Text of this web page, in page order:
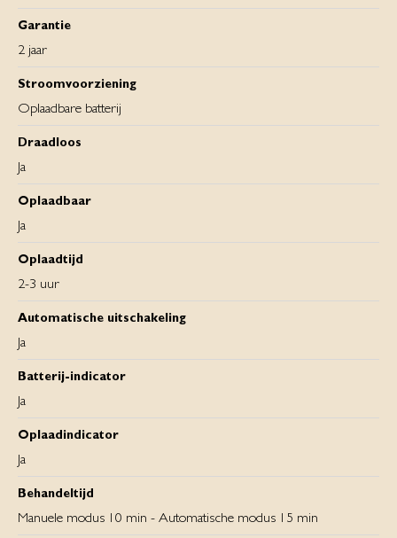
Garantie
2 jaar
Stroomvoorziening
Oplaadbare batterij
Draadloos
Ja
Oplaadbaar
Ja
Oplaadtijd
2-3 uur
Automatische uitschakeling
Ja
Batterij-indicator
Ja
Oplaadindicator
Ja
Behandeltijd
Manuele modus 10 min - Automatische modus 15 min